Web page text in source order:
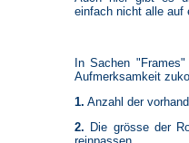
einfach nicht alle auf
In Sachen
Aufmerksamkeit
1. Anzahl der
2. Die grösse der